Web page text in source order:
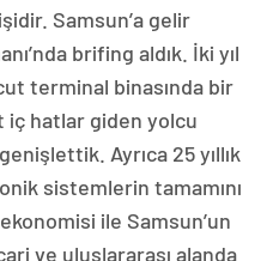
Samsun’a gelir
brifing aldık. İki yıl
terminal binasında bir
iç hatlar giden yolcu
Ayrıca 25 yıllık
sistemlerin tamamını
ile Samsun’un
ve uluslararası alanda